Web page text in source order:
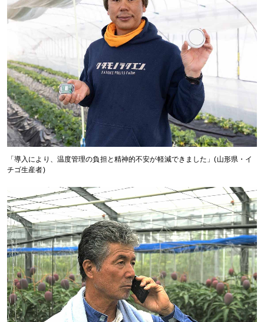
「導入により、温度管理の負担と精神的不安が軽減できました」(山形県・イ
チゴ生産者)